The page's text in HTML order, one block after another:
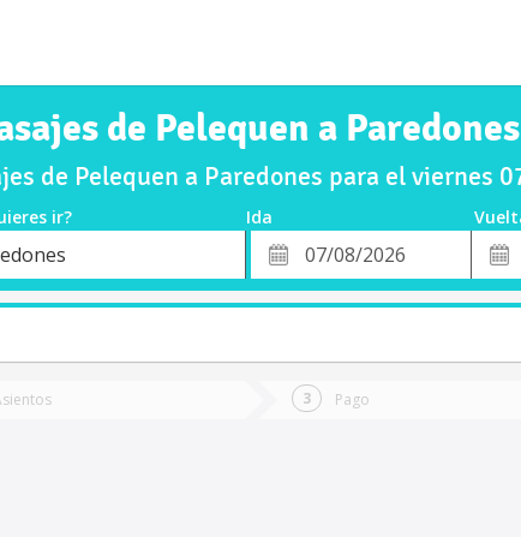
de Pelequen a Paredones
de Pelequen a Paredones para el viernes
ir? Ida
Fecha
de
Fecha
de
Pago